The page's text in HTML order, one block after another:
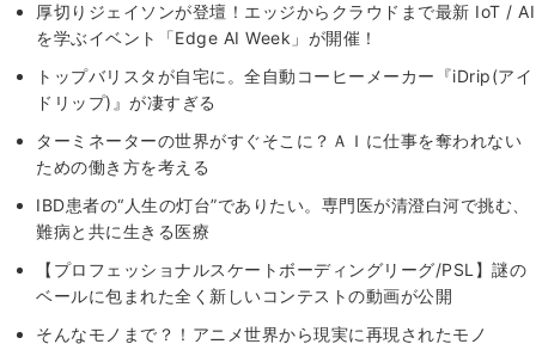
厚切りジェイソンが登壇！エッジからクラウドまで最新 IoT / AI
を学ぶイベント「Edge AI Week」が開催！
トップバリスタが自宅に。全自動コーヒーメーカー『iDrip(アイ
ドリップ)』が凄すぎる
ターミネーターの世界がすぐそこに？ＡＩに仕事を奪われない
ための働き方を考える
IBD患者の“人生の灯台”でありたい。専門医が清澄白河で挑む、
難病と共に生きる医療
【プロフェッショナルスケートボーディングリーグ/PSL】謎の
ベールに包まれた全く新しいコンテストの動画が公開
そんなモノまで？！アニメ世界から現実に再現されたモノ